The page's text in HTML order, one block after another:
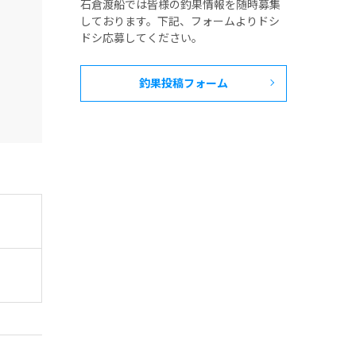
石倉渡船では皆様の釣果情報を随時募集
しております。下記、フォームよりドシ
ドシ応募してください。
釣果投稿フォーム